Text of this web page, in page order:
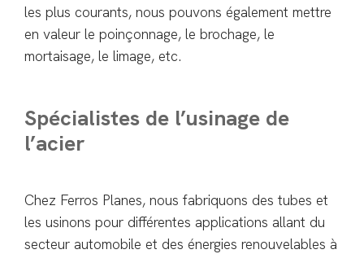
les plus courants, nous pouvons également mettre
en valeur le poinçonnage, le brochage, le
mortaisage, le limage, etc.
Spécialistes de l’usinage de
l’acier
Chez Ferros Planes, nous fabriquons des tubes et
les usinons pour différentes applications allant du
secteur automobile et des énergies renouvelables à